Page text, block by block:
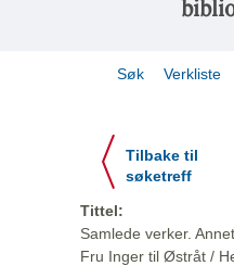
Søk Verkliste
Tilbake til
søketreff
Tittel:
Samlede verker.
Fru Inger til Østråt /